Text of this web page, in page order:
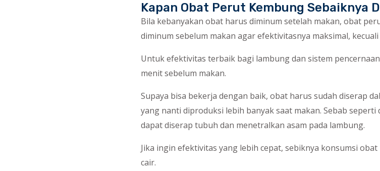
Kapan Obat Perut Kembung Sebaiknya
Bila kebanyakan obat harus diminum setelah makan, obat
diminum sebelum makan agar efektivitasnya maksimal,
Untuk efektivitas terbaik bagi lambung dan sistem
menit sebelum makan.
Supaya bisa bekerja dengan baik, obat harus sudah diserap
yang nanti diproduksi lebih banyak saat makan. Sebab
dapat diserap tubuh dan menetralkan asam pada lambung.
Jika ingin efektivitas yang lebih cepat, sebiknya konsumsi
cair.